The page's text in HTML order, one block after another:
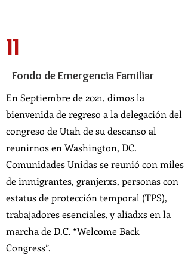
11
Fondo de Emergencia Familiar
En Septiembre de 2021, dimos la
bienvenida de regreso a la delegación del
congreso de Utah de su descanso al
reunirnos en Washington, DC.
Comunidades Unidas se reunió con miles
de inmigrantes, granjerxs, personas con
estatus de protección temporal (TPS),
trabajadores esenciales, y aliadxs en la
marcha de D.C. “Welcome Back
Congress”.